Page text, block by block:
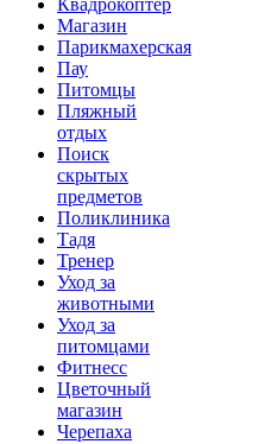
Квадрокоптер
Магазин
Парикмахерская
Пау
Питомцы
Пляжный
отдых
Поиск
скрытых
предметов
Поликлиника
Тадя
Тренер
Уход за
животными
Уход за
питомцами
Фитнесс
Цветочный
магазин
Черепаха